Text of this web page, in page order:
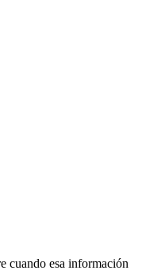
cuando esa información